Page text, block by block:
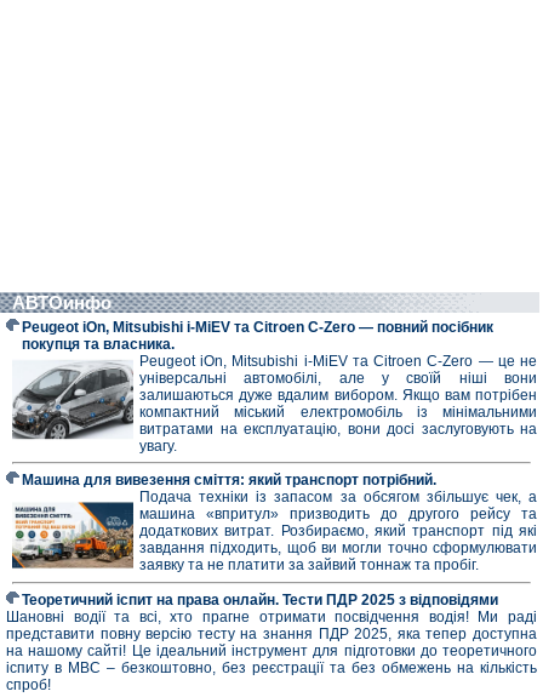
АВТОинфо
Peugeot iOn, Mitsubishi i-MiEV та Citroen C-Zero — повний посібник
покупця та власника.
Peugeot iOn, Mitsubishi i-MiEV та Citroen C-Zero — це не
універсальні автомобілі, але у своїй ніші вони
залишаються дуже вдалим вибором. Якщо вам потрібен
компактний міський електромобіль із мінімальними
витратами на експлуатацію, вони досі заслуговують на
увагу.
Машина для вивезення сміття: який транспорт потрібний.
Подача техніки із запасом за обсягом збільшує чек, а
машина «впритул» призводить до другого рейсу та
додаткових витрат. Розбираємо, який транспорт під які
завдання підходить, щоб ви могли точно сформулювати
заявку та не платити за зайвий тоннаж та пробіг.
Теоретичний іспит на права онлайн. Тести ПДР 2025 з відповідями
Шановні водії та всі, хто прагне отримати посвідчення водія! Ми раді
представити повну версію тесту на знання ПДР 2025, яка тепер доступна
на нашому сайті! Це ідеальний інструмент для підготовки до теоретичного
іспиту в МВС – безкоштовно, без реєстрації та без обмежень на кількість
спроб!